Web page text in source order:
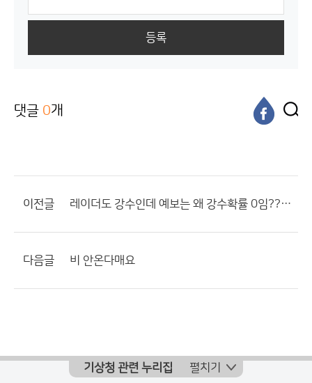
등록
댓글 0개
이전글 레이더도 강수인데 예보는 왜 강수확률 0임?????
다음글 비 안온다매요
기상청 관련 누리집 펼치기